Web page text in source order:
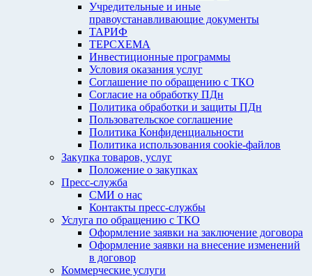
Учредительные и иные
правоустанавливающие документы
ТАРИФ
ТЕРСХЕМА
Инвестиционные программы
Условия оказания услуг
Соглашение по обращению с ТКО
Согласие на обработку ПДн
Политика обработки и защиты ПДн
Пользовательское соглашение
Политика Конфиденциальности
Политика использования cookie-файлов
Закупка товаров, услуг
Положение о закупках
Пресс-служба
СМИ о нас
Контакты пресс-службы
Услуга по обращению с ТКО
Оформление заявки на заключение договора
Оформление заявки на внесение изменений
в договор
Коммерческие услуги